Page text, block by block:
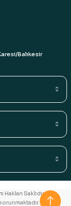
Balıkesir
Saklıdır.